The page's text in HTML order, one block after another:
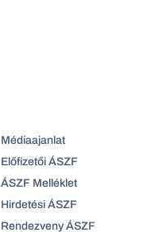
Médiaajanlat
Előfizetői ÁSZF
ÁSZF Melléklet
Hirdetési ÁSZF
Rendezveny ÁSZF